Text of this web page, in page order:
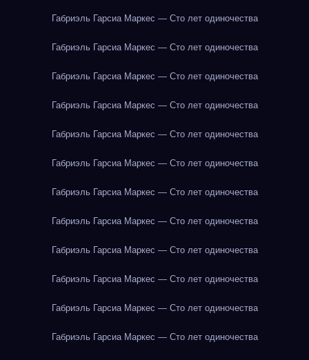
Габриэль Гарсиа Маркес — Сто лет одиночества
Габриэль Гарсиа Маркес — Сто лет одиночества
Габриэль Гарсиа Маркес — Сто лет одиночества
Габриэль Гарсиа Маркес — Сто лет одиночества
Габриэль Гарсиа Маркес — Сто лет одиночества
Габриэль Гарсиа Маркес — Сто лет одиночества
Габриэль Гарсиа Маркес — Сто лет одиночества
Габриэль Гарсиа Маркес — Сто лет одиночества
Габриэль Гарсиа Маркес — Сто лет одиночества
Габриэль Гарсиа Маркес — Сто лет одиночества
Габриэль Гарсиа Маркес — Сто лет одиночества
Габриэль Гарсиа Маркес — Сто лет одиночества